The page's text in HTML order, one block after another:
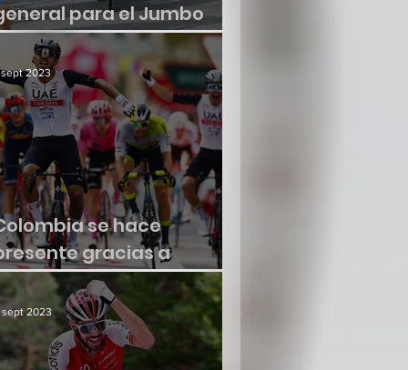
para el Jumbo
se hace
gracias a
sept 2023
sept 2023